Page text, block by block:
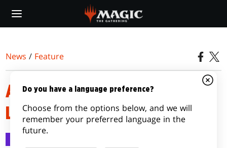
main
News / Feature
APRESENTAÇÃO DE PRÉ-
LANÇAMENTO DE IXALAN
Do you have a language preference?
Choose from the options below, and we will
remember your preferred language in the
future.